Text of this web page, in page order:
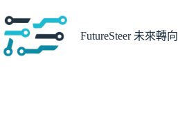
至
主
要
FutureSteer 未來轉向